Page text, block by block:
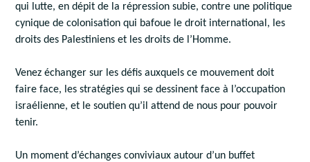
qui lutte, en dépit de la répression subie, contre une politique
cynique de colonisation qui bafoue le droit international, les
droits des Palestiniens et les droits de l’Homme.
Venez échanger sur les défis auxquels ce mouvement doit
faire face, les stratégies qui se dessinent face à l’occupation
israélienne, et le soutien qu’il attend de nous pour pouvoir
tenir.
Un moment d’échanges conviviaux autour d’un buffet